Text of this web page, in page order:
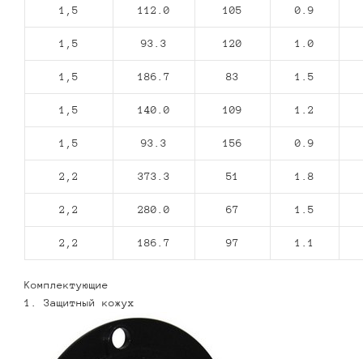
1,5 112.0 105 0.9
1,5 93.3 120 1.0
1,5 186.7 83 1.5
1,5 140.0 109 1.2
1,5 93.3 156 0.9
2,2 373.3 51 1.8
2,2 280.0 67 1.5
2,2 186.7 97 1.1
Комплектующие
1. Защитный кожух